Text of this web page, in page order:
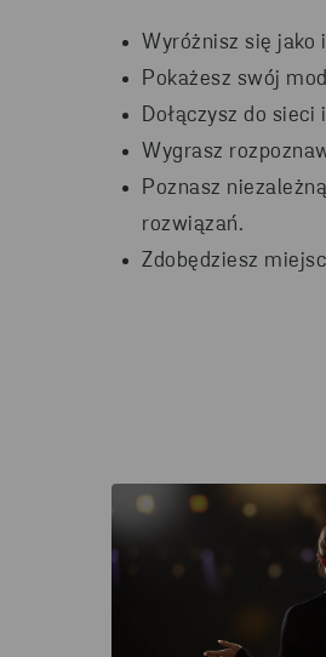
Wyróżnisz się jako
Pokażesz swój
Dołączysz do
Wygrasz
Poznasz
rozwiązań.
Zdobędziesz